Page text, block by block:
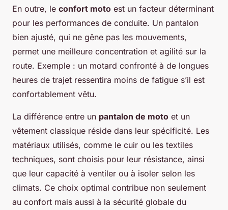
En outre, le confort moto est un facteur déterminant
pour les performances de conduite. Un pantalon
bien ajusté, qui ne gêne pas les mouvements,
permet une meilleure concentration et agilité sur la
route. Exemple : un motard confronté à de longues
heures de trajet ressentira moins de fatigue s’il est
confortablement vêtu.
La différence entre un pantalon de moto et un
vêtement classique réside dans leur spécificité. Les
matériaux utilisés, comme le cuir ou les textiles
techniques, sont choisis pour leur résistance, ainsi
que leur capacité à ventiler ou à isoler selon les
climats. Ce choix optimal contribue non seulement
au confort mais aussi à la sécurité globale du